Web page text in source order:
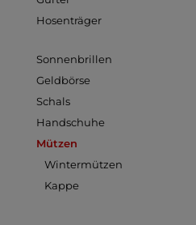
Hosenträger
Sonnenbrillen
Geldbörse
Schals
Handschuhe
Mützen
Wintermützen
Kappe